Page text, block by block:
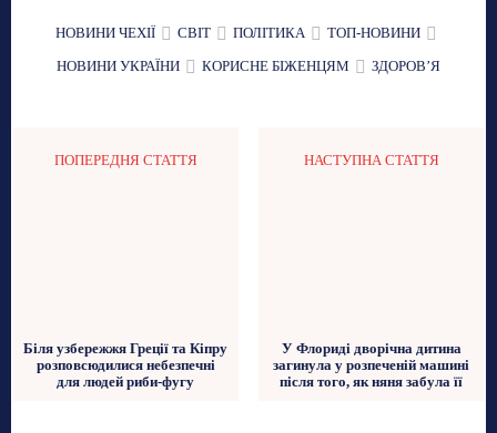
НОВИНИ ЧЕХІЇ СВІТ ПОЛІТИКА
ТОП-НОВИНИ
НОВИНИ УКРАЇНИ
КОРИСНЕ БІЖЕНЦЯМ ЗДОРОВʼЯ
ПОПЕРЕДНЯ СТАТТЯ
Біля узбережжя Греції та Кіпру
розповсюдилися небезпечні
для людей риби-фугу
НАСТУПНА СТАТТЯ
У Флориді дворічна дитина
загинула у розпеченій машині
після того, як няня забула її